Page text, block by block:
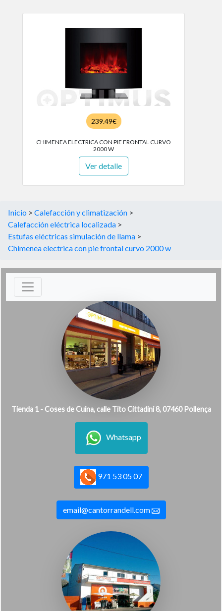
239.49€
CHIMENEA ELECTRICA CON PIE FRONTAL CURVO
2000 W
Ver detalle
Inicio > Calefacción y climatización >
Calefacción eléctrica localizada >
Estufas eléctricas simulación de llama >
Chimenea electrica con pie frontal curvo 2000 w
Tienda 1 - Coses de Cuina, calle Tito Cittadini 8, 07460 Pollença
Whatsapp
971 53 05 07
email@cantorrandell.com